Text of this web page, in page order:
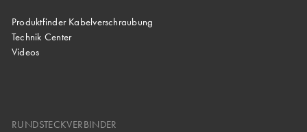
Produktfinder Kabelverschraubung
Technik Center
Videos
RUNDSTECKVERBINDER